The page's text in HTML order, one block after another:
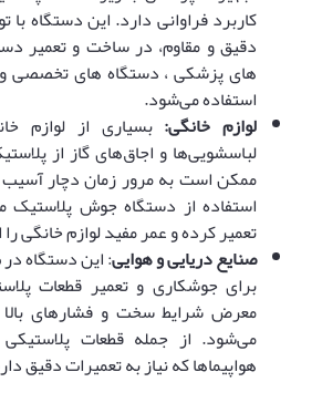
کاربرد فراوانی دارد. این دستگاه با
دقیق و مقاوم، در ساخت و تعمیر
های پزشکی ، دستگاه های تخصصی
استفاده می‌شود.
لوازم خانگی: بسیاری از لوازم
لباسشویی‌ها و اجاق‌های گاز از
ممکن است به مرور زمان دچار
استفاده از دستگاه جوش پلاستیک
تعمیر کرده و عمر مفید لوازم خانگی
صنایع دریایی و هوایی: این دستگاه
برای جوشکاری و تعمیر قطعات
معرض شرایط سخت و فشارهای بالا
می‌شود. از جمله قطعات پلاستیکی
هواپیماها که نیاز به تعمیرات دقیق